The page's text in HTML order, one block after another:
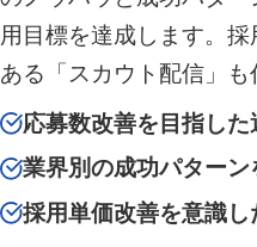
用目標を達成します。
ある「スカウト配信」も
応募数改善を目指し
業界別の成功パターン
採用単価改善を意識し